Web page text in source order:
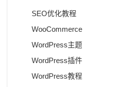
SEO优化教程
WooCommerce
WordPress主题
WordPress插件
WordPress教程